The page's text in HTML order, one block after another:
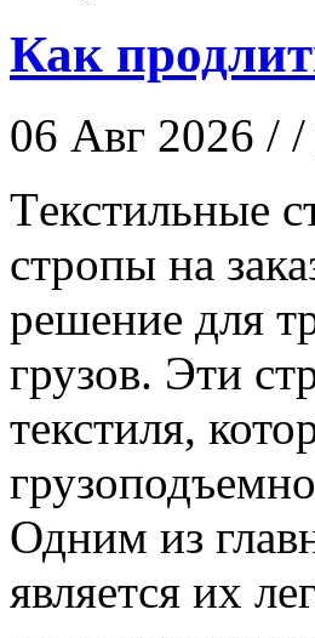
Как
06 Авг 2026 /
Тeкстильныe
стропы на
решение для
грузов. Эти
текстиля,
Одним из
является их